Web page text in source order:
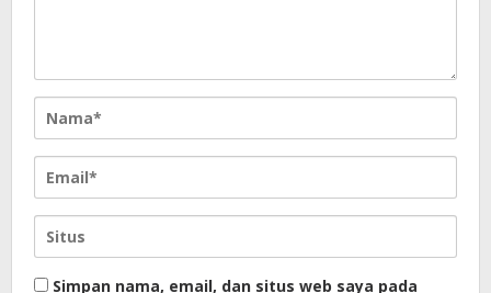
Simpan nama, email, dan situs web saya pada